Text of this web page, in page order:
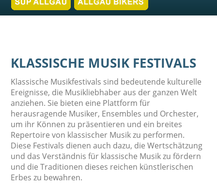
KLASSISCHE MUSIK FESTIVALS
Klassische Musikfestivals sind bedeutende kulturelle
Ereignisse, die Musikliebhaber aus der ganzen Welt
anziehen. Sie bieten eine Plattform für
herausragende Musiker, Ensembles und Orchester,
um ihr Können zu präsentieren und ein breites
Repertoire von klassischer Musik zu performen.
Diese Festivals dienen auch dazu, die Wertschätzung
und das Verständnis für klassische Musik zu fördern
und die Traditionen dieses reichen künstlerischen
Erbes zu bewahren.